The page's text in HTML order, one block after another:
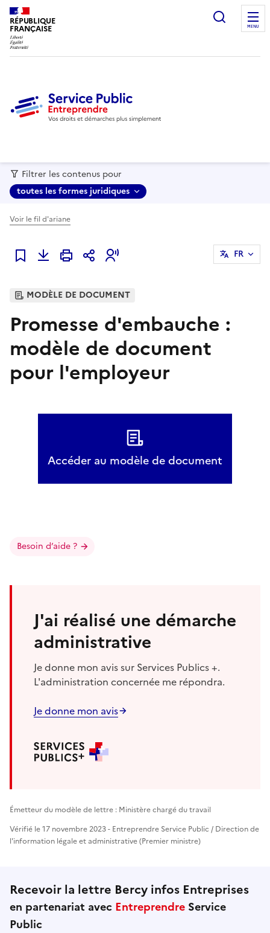
RÉPUBLIQUE
FRANÇAISE MENU
Filtrer les contenus pour
toutes les formes juridiques
Voir le fil d'ariane
Ajouter à mes favoris
FR
MODÈLE DE DOCUMENT
Promesse d'embauche :
modèle de document
pour l'employeur
Accéder au modèle de document
Besoin d’aide ?
J'ai réalisé une démarche
administrative
Je donne mon avis sur Services Publics +.
L'administration concernée me répondra.
Je donne mon avis
Émetteur du modèle de lettre : Ministère chargé du travail
Vérifié le 17 novembre 2023 - Entreprendre Service Public / Direction de
l'information légale et administrative (Premier ministre)
Recevoir la lettre Bercy infos Entreprises
en partenariat avec Entreprendre Service
Public